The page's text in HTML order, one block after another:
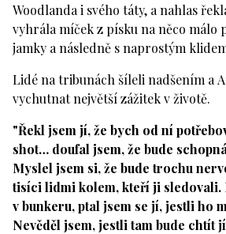
Woodlanda i svého táty, a nahlas
vyhrála míček z písku na něco málo
jamky a následně s naprostým
Lidé na tribunách šíleli nadšením a
vychutnat největší zážitek v životě.
"Řekl jsem jí, že bych od ní
shot… doufal jsem, že bude
Myslel jsem si, že bude trochu
tisíci lidmi kolem, kteří ji sledovali.
v bunkeru, ptal jsem se jí, jestli ho
Nevěděl jsem, jestli tam bude chtít